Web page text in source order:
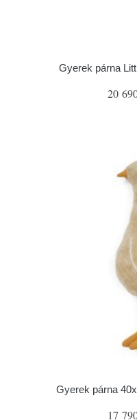
Gyerek párna
20
Gyerek párna
17